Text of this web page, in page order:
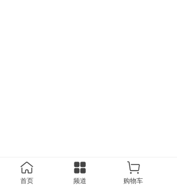
首页 频道 购物车